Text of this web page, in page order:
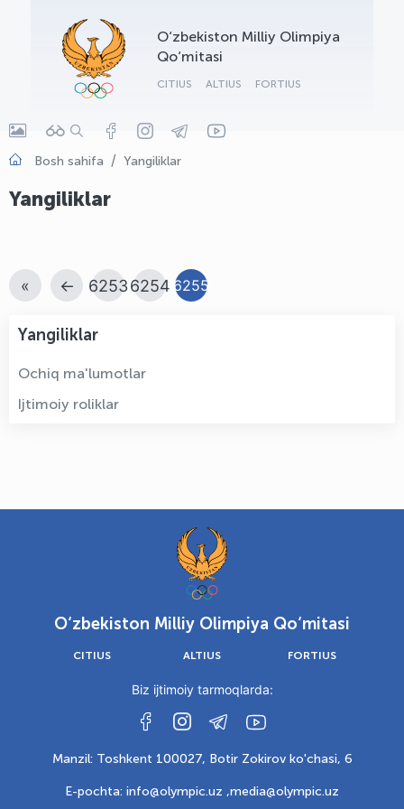
O‘zbekiston Milliy Olimpiya
Qo‘mitasi
CITIUS ALTIUS FORTIUS
Bosh sahifa Yangiliklar
Yangiliklar
« ← 62536254 6255
Yangiliklar
Ochiq ma'lumotlar
Ijtimoiy roliklar
O‘zbekiston Milliy Olimpiya Qo‘mitasi
CITIUS ALTIUS FORTIUS
Biz ijtimoiy tarmoqlarda:
Manzil: Toshkent 100027, Botir Zokirov ko'chasi, 6
E-pochta: info@olympic.uz ,media@olympic.uz
OLYMPCHIK AI - yordamchi
Onlayn · olympic.uz